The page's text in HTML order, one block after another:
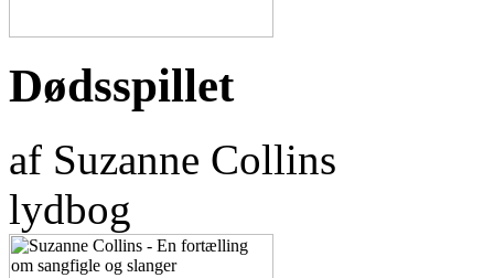
Dødsspillet
af Suzanne Collins
lydbog